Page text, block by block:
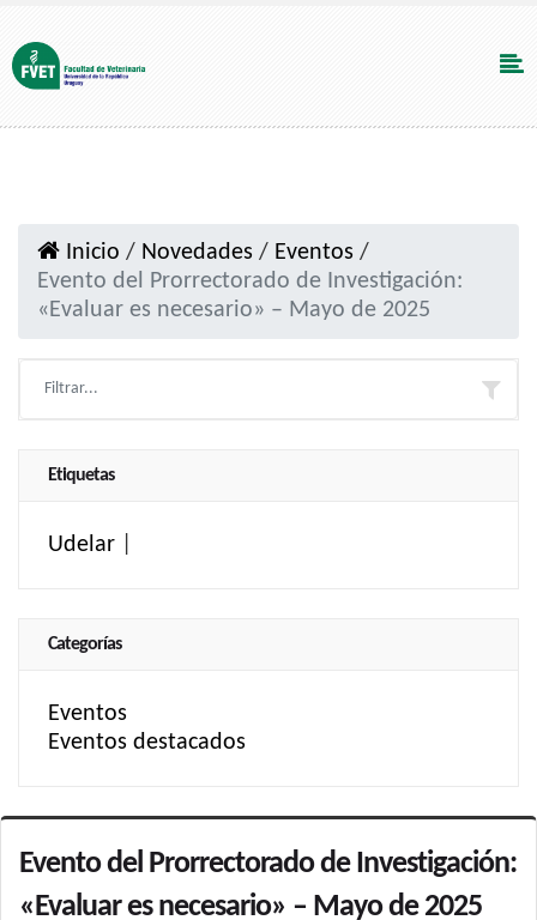
Inicio / Novedades / Eventos /
Evento del Prorrectorado de Investigación:
«Evaluar es necesario» – Mayo de 2025
Etiquetas
Udelar
Categorías
Eventos
Eventos destacados
Evento del Prorrectorado de Investigación:
«Evaluar es necesario» – Mayo de 2025